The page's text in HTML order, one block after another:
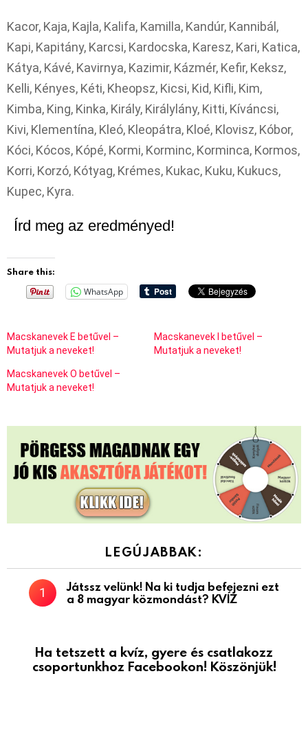
Kacor, Kaja, Kajla, Kalifa, Kamilla, Kandúr, Kannibál,
Kapi, Kapitány, Karcsi, Kardocska, Karesz, Kari, Katica,
Kátya, Kávé, Kavirnya, Kazimir, Kázmér, Kefir, Keksz,
Kelli, Kényes, Kéti, Kheopsz, Kicsi, Kid, Kifli, Kim,
Kimba, King, Kinka, Király, Királylány, Kitti, Kíváncsi,
Kivi, Klementína, Kleó, Kleopátra, Kloé, Klovisz, Kóbor,
Kóci, Kócos, Kópé, Kormi, Korminc, Korminca, Kormos,
Korri, Korzó, Kótyag, Krémes, Kukac, Kuku, Kukucs,
Kupec, Kyra.
Írd meg az eredményed!
Share this:
WhatsApp
Macskanevek E betűvel –
Mutatjuk a neveket!
Macskanevek I betűvel –
Mutatjuk a neveket!
Macskanevek O betűvel –
Mutatjuk a neveket!
LEGÚJABBAK:
Játssz velünk! Na ki tudja befejezni ezt
a 8 magyar közmondást? KVÍZ
Ha tetszett a kvíz, gyere és csatlakozz
csoportunkhoz Facebookon! Köszönjük!